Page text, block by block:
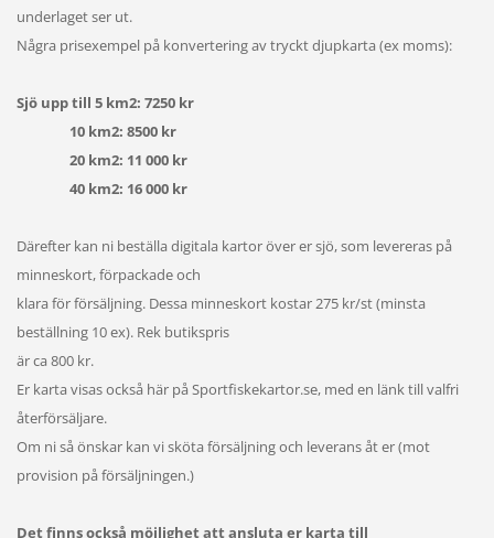
underlaget ser ut.
Några prisexempel på konvertering av tryckt djupkarta (ex moms):
Sjö upp till 5 km2: 7250 kr
10 km2: 8500 kr
20 km2: 11 000 kr
40 km2: 16 000 kr
Därefter kan ni beställa digitala kartor över er sjö, som levereras på
minneskort, förpackade och
klara för försäljning. Dessa minneskort kostar 275 kr/st (minsta
beställning 10 ex). Rek butikspris
är ca 800 kr.
Er karta visas också här på Sportfiskekartor.se, med en länk till valfri
återförsäljare.
Om ni så önskar kan vi sköta försäljning och leverans åt er (mot
provision på försäljningen.)
Det finns också möjlighet att ansluta er karta till